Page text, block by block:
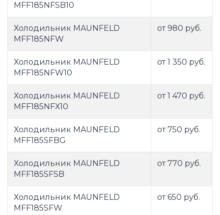
MFF185NFSB10
Холодильник MAUNFELD
MFF185NFW
от 980 руб.
Холодильник MAUNFELD
MFF185NFW10
от 1 350 руб.
Холодильник MAUNFELD
MFF185NFХ10
от 1 470 руб.
Холодильник MAUNFELD
MFF185SFBG
от 750 руб.
Холодильник MAUNFELD
MFF185SFSB
от 770 руб.
Холодильник MAUNFELD
MFF185SFW
от 650 руб.